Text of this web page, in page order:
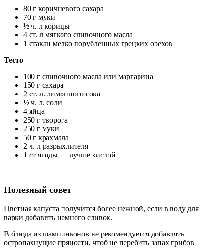
80 г коричневого сахара
70 г муки
½ ч. л корицы
4 ст. л мягкого сливочного масла
1 стакан мелко порубленных грецких орехов
Тесто
100 г сливочного масла или маргарина
150 г сахара
2 ст. л. лимонного сока
½ ч. л. соли
4 яйца
250 г творога
250 г муки
50 г крахмала
2 ч. л разрыхлителя
1 ст ягоды — лучше кислой
Полезный совет
Цветная капуста получится более нежной, если в воду для
варки добавить немного сливок.
В блюда из шампиньонов не рекомендуется добавлять
остропахнущие пряности, чтоб не перебить запах грибов